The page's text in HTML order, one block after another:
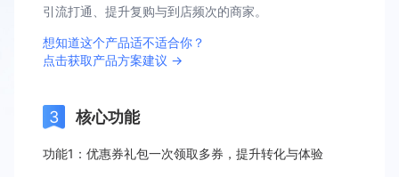
引流打通、提升复购与到店频次的商家。
想知道这个产品适不适合你？
点击获取产品方案建议 →
核心功能
功能1：优惠券礼包一次领取多券，提升转化与体验